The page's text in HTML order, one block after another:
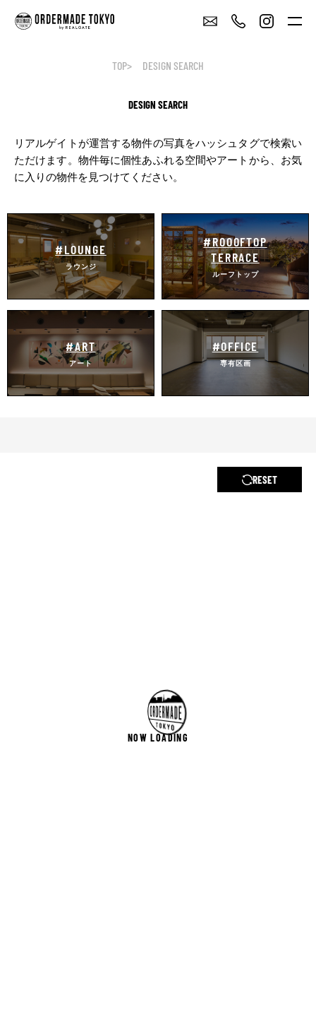
TOP DESIGN SEARCH
DESIGN SEARCH
リアルゲイトが運営する物件の写真をハッシュタグで検索い
ただけます。 物件毎に個性あふれる空間やアートから、お気
に入りの物件を見つけてください。
#LOUNGE
ラウンジ
#ROOOFTOP
TERRACE
ルーフトップ
#ART
アート
#OFFICE
専有区画
RESET
NOW LOADING